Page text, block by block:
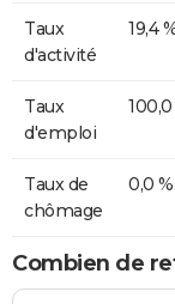
Taux
d'activité
19,4
Taux
d'emploi
100,0
Taux de
chômage
0,0 %
Combien de